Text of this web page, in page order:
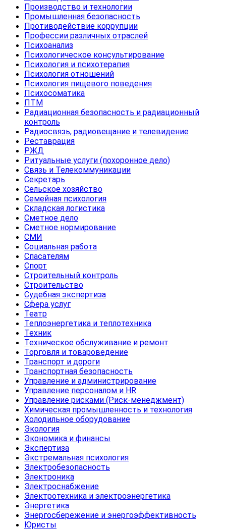
Производство и технологии
Промышленная безопасность
Противодействие коррупции
Профессии различных отраслей
Психоанализ
Психологическое консультирование
Психология и психотерапия
Психология отношений
Психология пищевого поведения
Психосоматика
ПТМ
Радиационная безопасность и радиационный
контроль
Радиосвязь, радиовещание и телевидение
Реставрация
РЖД
Ритуальные услуги (похоронное дело)
Связь и Телекоммуникации
Секретарь
Сельское хозяйство
Семейная психология
Складская логистика
Сметное дело
Сметное нормирование
СМИ
Социальная работа
Спасателям
Спорт
Строительный контроль
Строительство
Судебная экспертиза
Сфера услуг
Театр
Теплоэнергетика и теплотехника
Техник
Техническое обслуживание и ремонт
Торговля и товароведение
Транспорт и дороги
Транспортная безопасность
Управление и администрирование
Управление персоналом и HR
Управление рисками (Риск-менеджмент)
Химическая промышленность и технология
Холодильное оборудование
Экология
Экономика и финансы
Экспертиза
Экстремальная психология
Электробезопасность
Электроника
Электроснабжение
Электротехника и электроэнергетика
Энергетика
Энергосбережение и энергоэффективность
Юристы